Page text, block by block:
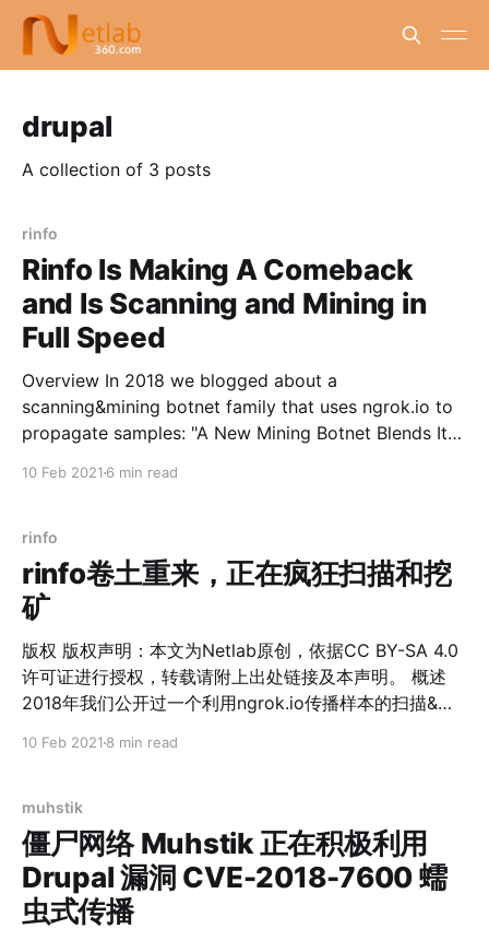
drupal
A collection of 3 posts
rinfo
Rinfo Is Making A Comeback
and Is Scanning and Mining in
Full Speed
Overview In 2018 we blogged about a
scanning&mining botnet family that uses ngrok.io to
propagate samples: "A New Mining Botnet Blends Its
10 Feb 2021 6 min read
rinfo
rinfo卷土重来，正在疯狂扫描和挖
矿
版权 版权声明：本文为Netlab原创，依据CC BY-SA 4.0
许可证进行授权，转载请附上出处链接及本声明。 概述
2018年我们公开过一个利用ngrok.io传播样本的扫描&挖
势更加凶猛，截至2021年2月6号，我们的Anglerfish蜜罐
共捕获到11864个scanner样本，1754个miner样本，
3232个ngrok.io临时域名。样本捕获情况可以参考下面的
捕获记录。 目前该家族仍在传播之中，本文将结合老版本
对新变种做一对比分析，要点如下： 1. 该家族整体结构未
10 Feb 2021 8 min read
muhstik
僵尸网络 Muhstik 正在积极利用
Drupal 漏洞 CVE-2018-7600 蠕
虫式传播